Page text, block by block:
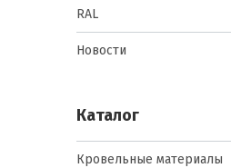
RAL
Новости
Каталог
Кровельные материалы